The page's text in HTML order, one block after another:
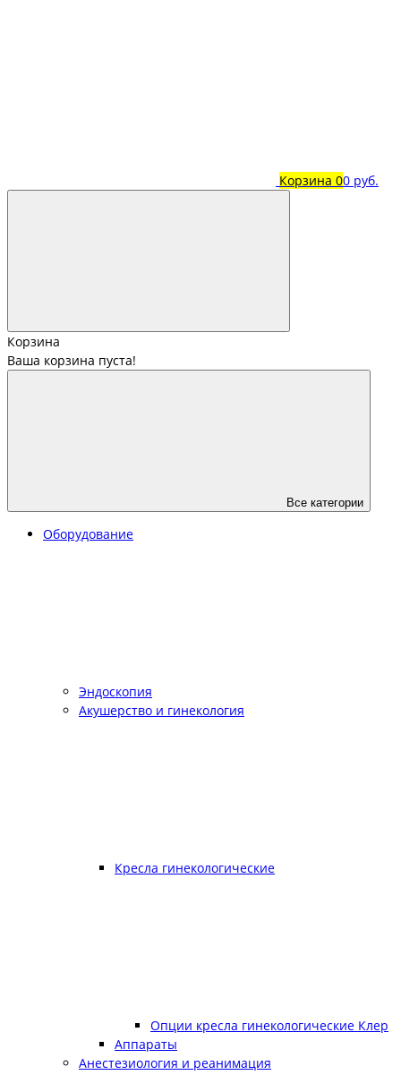
Корзина 00 руб.
Корзина
Ваша корзина пуста!
Все категории
Оборудование
Эндоскопия
Акушерство и гинекология
Кресла гинекологические
Опции кресла гинекологические Клер
Аппараты
Анестезиология и реанимация